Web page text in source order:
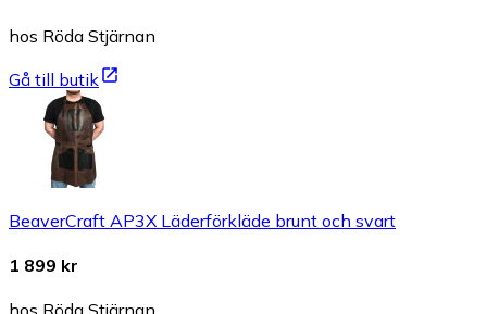
hos Röda Stjärnan
Gå till butik
BeaverCraft AP3X Läderförkläde brunt och svart
1 899 kr